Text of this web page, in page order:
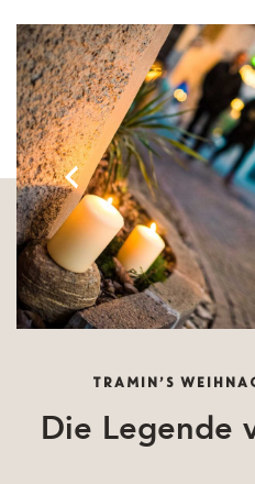
IT EN
TRAMIN’S
Die Legende